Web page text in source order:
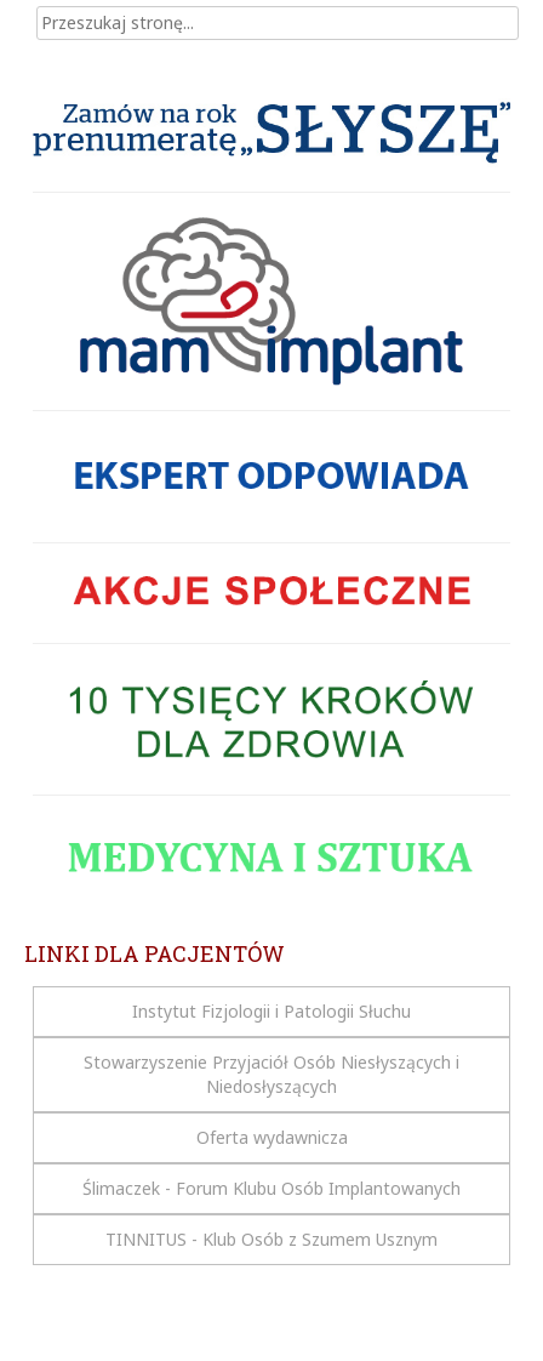
Szukaj dla:
LINKI DLA PACJENTÓW
Instytut Fizjologii i Patologii Słuchu
Stowarzyszenie Przyjaciół Osób Niesłyszących i
Niedosłyszących
Oferta wydawnicza
Ślimaczek - Forum Klubu Osób Implantowanych
TINNITUS - Klub Osób z Szumem Usznym